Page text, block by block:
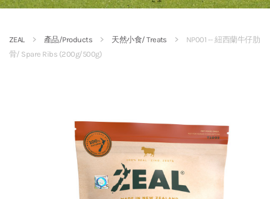
ZEAL 產品/Products 天然小食/ Treats
NP001 -- 紐西蘭牛仔肋
骨/ Spare Ribs (200g/500g)